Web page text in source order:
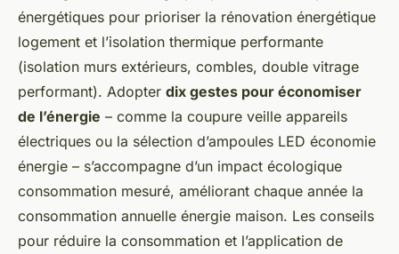
énergétiques pour prioriser la rénovation énergétique
logement et l’isolation thermique performante
(isolation murs extérieurs, combles, double vitrage
performant). Adopter dix gestes pour économiser
de l’énergie – comme la coupure veille appareils
électriques ou la sélection d’ampoules LED économie
énergie – s’accompagne d’un impact écologique
consommation mesuré, améliorant chaque année la
consommation annuelle énergie maison. Les conseils
pour réduire la consommation et l’application de